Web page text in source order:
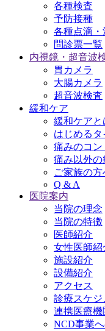
各種検査
予防接種
各種点滴・
問診票一覧
内視鏡・超音波
胃カメラ
大腸カメラ
超音波検査
緩和ケア
緩和ケアと
はじめる
痛みのコン
痛み以外の
ご家族の方
Q & A
医院案内
当院の理念
当院の特徴
医師紹介
女性医師紹
施設紹介
設備紹介
アクセス
診療スケジ
連携医療機
NCD事業